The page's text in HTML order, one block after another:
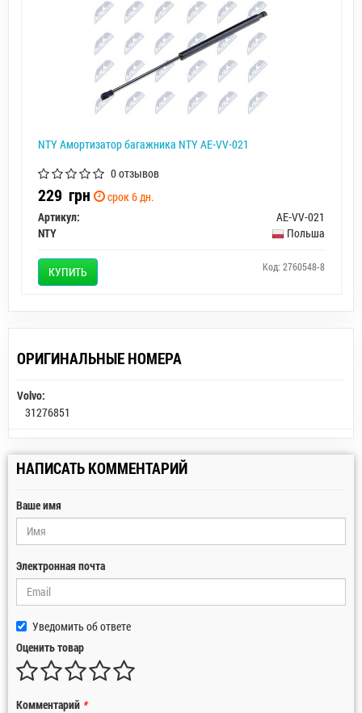
NTY Амортизатор багажника NTY AE-VV-021
0 отзывов
229 грн
срок 6 дн.
Артикул:
AE-VV-021
NTY
Польша
КУПИТЬ Код: 2760548-8
ОРИГИНАЛЬНЫЕ НОМЕРА
Volvo:
31276851
НАПИСАТЬ КОММЕНТАРИЙ
Ваше имя
Электронная почта
Уведомить об ответе
Оценить товар
Комментарий *